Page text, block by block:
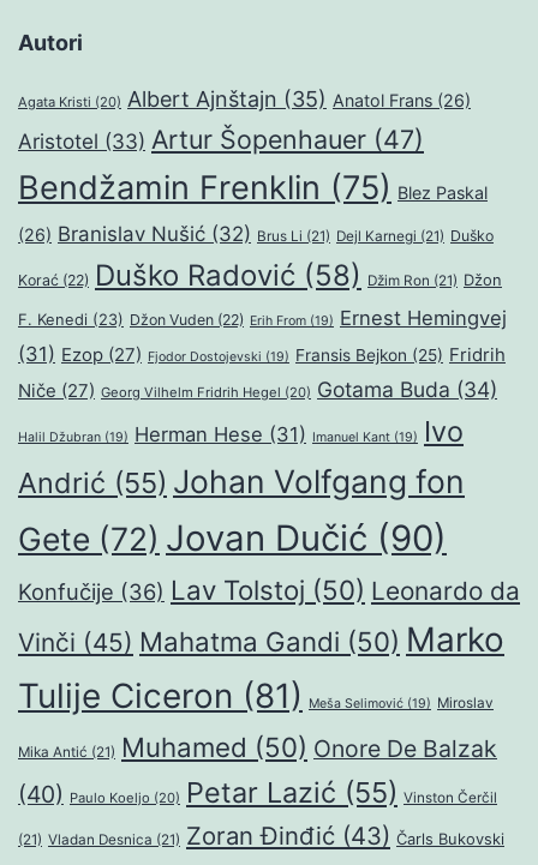
Autori
Agata Kristi (20) Albert Ajnštajn (35) Anatol Frans (26)
Aristotel (33) Artur Šopenhauer (47)
Bendžamin Frenklin (75) Blez Paskal
(26) Branislav Nušić (32) Brus Li (21) Dejl Karnegi (21) Duško
Korać (22) Duško Radović (58) Džim Ron (21) Džon
F. Kenedi (23) Džon Vuden (22) Erih From (19) Ernest Hemingvej
(31) Ezop (27) Fjodor Dostojevski (19) Fransis Bejkon (25) Fridrih
Niče (27) Georg Vilhelm Fridrih Hegel (20) Gotama Buda (34)
Halil Džubran (19) Herman Hese (31) Imanuel Kant (19)
Ivo
Andrić (55) Johan Volfgang fon
Gete (72) Jovan Dučić (90)
Konfučije (36) Lav Tolstoj (50) Leonardo da
Vinči (45) Mahatma Gandi (50) Marko
Tulije Ciceron (81) Meša Selimović (19) Miroslav
Mika Antić (21) Muhamed (50) Onore De Balzak
(40) Paulo Koeljo (20) Petar Lazić (55) Vinston Čerčil
(21) Vladan Desnica (21) Zoran Đinđić (43) Čarls Bukovski